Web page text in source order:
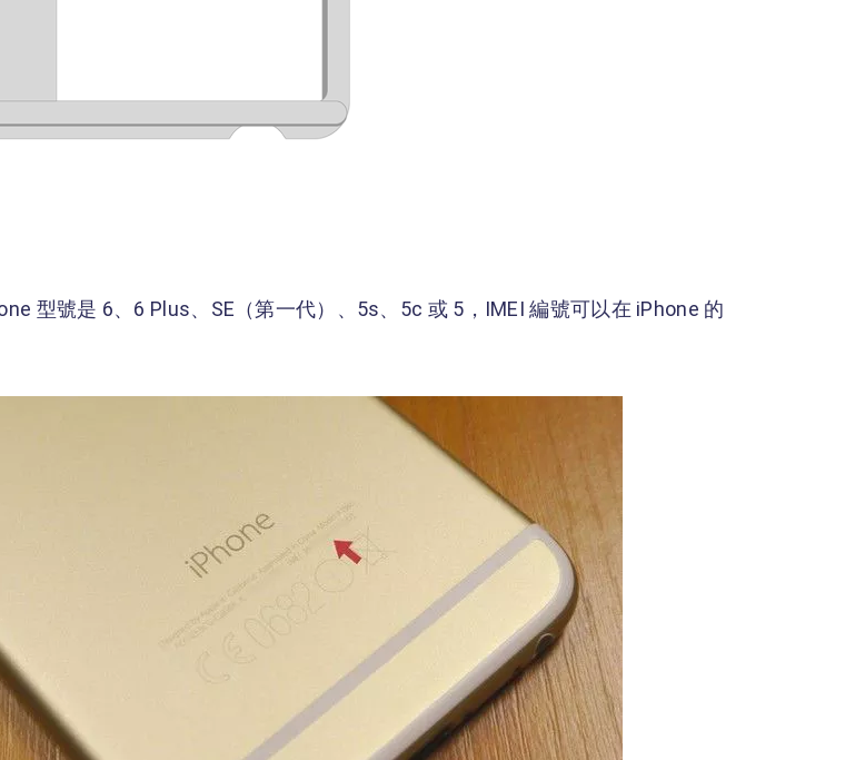
型號是 6、6 Plus、SE（第一代）、5s、5c 或 5，IMEI 編號可以在 iPhone 的